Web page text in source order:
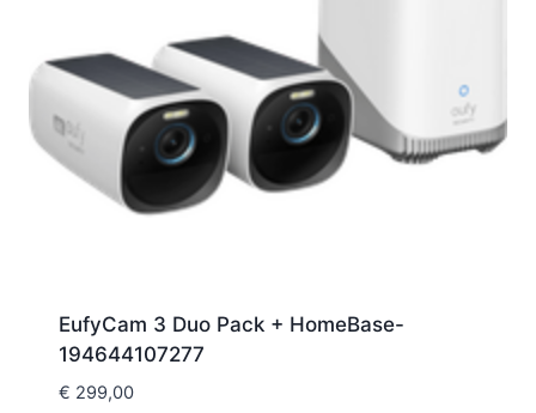
EufyCam 3 Duo Pack + HomeBase-
194644107277
€ 299,00